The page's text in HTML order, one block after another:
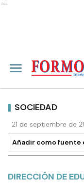
Ads
SOCIEDAD
21 de septiembre de
Añadir como fuente
DIRECCIÓN DE